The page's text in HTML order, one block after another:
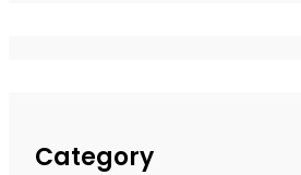
Category